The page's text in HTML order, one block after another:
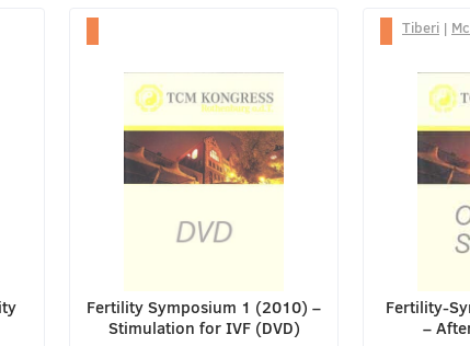
Fertility Symposium 1 (2010) –
Stimulation for IVF (DVD)
Tiberi |
Fertility-
–